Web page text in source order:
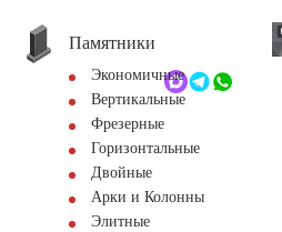
+7 (495) 518-44-23
Обратный звонок
Памятники
Экономичные
Вертикальные
Фрезерные
Горизонтальные
Двойные
Арки и Колонны
Элитные